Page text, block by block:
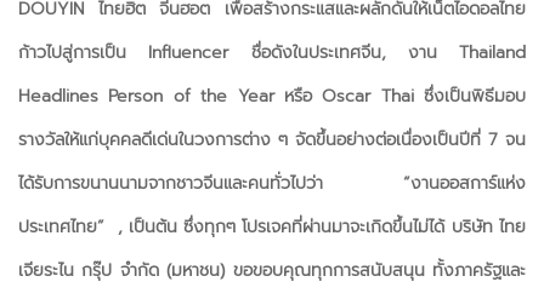
DOUYIN ไทยฮิต จีนฮอต เพื่อสร้างกระแสและผลักดันให้เน็ตไอดอลไทย
ก้าวไปสู่การเป็น Influencer ชื่อดังในประเทศจีน, งาน Thailand
Headlines Person of the Year หรือ Oscar Thai ซึ่งเป็นพิธีมอบ
รางวัลให้แก่บุคคลดีเด่นในวงการต่าง ๆ จัดขึ้นอย่างต่อเนื่องเป็นปีที่ 7 จน
ได้รับการขนานนามจากชาวจีนและคนทั่วไปว่า “งานออสการ์แห่ง
ประเทศไทย” , เป็นต้น ซึ่งทุกๆ โปรเจคที่ผ่านมาจะเกิดขึ้นไม่ได้ บริษัท ไทย
เจียระไน กรุ๊ป จำกัด (มหาชน) ขอขอบคุณทุกการสนับสนุน ทั้งภาครัฐและ